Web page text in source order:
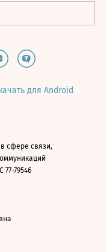
для Android
сфере связи,
79546